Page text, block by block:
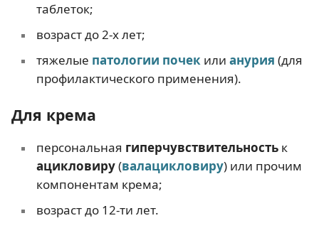
таблеток;
возраст до 2-х лет;
тяжелые патологии почекили анурия (для
профилактического применения).
Для крема
персональная гиперчувствительность к
ацикловиру(валацикловиру) или прочим
компонентам крема;
возраст до 12-ти лет.